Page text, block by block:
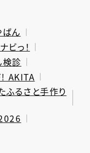
ばん
ビっ！
検診
AKITA
ふるさと手作り